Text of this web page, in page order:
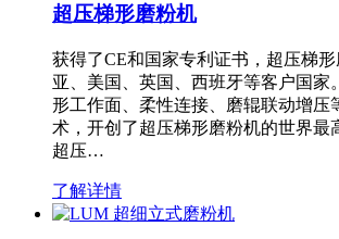
超压梯形磨粉机
获得了CE和国家专利证书，超压梯
亚、美国、英国、西班牙等客户国家
形工作面、柔性连接、磨辊联动增压
术，开创了超压梯形磨粉机的世界最
超压…
了解详情